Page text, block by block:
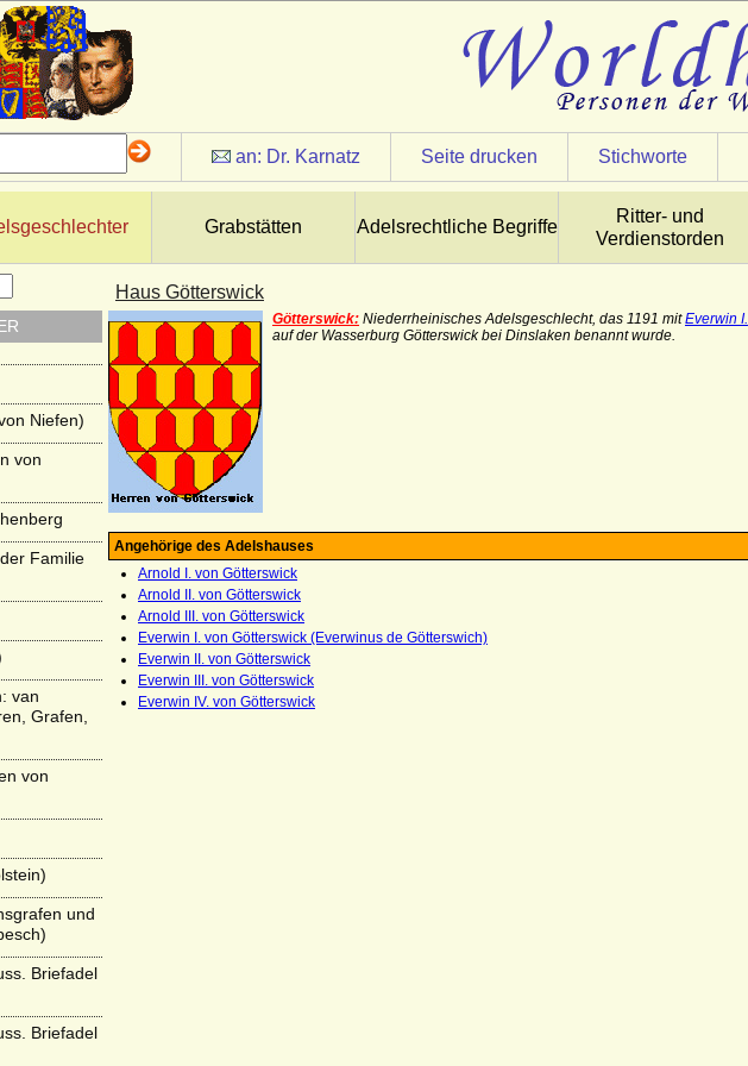
an: Dr. Karnatz Seite drucken Stichworte
Grabstätten Adelsrechtliche Begriffe
Ritter- und
Verdienstorden
Haus Götterswick
Götterswick: Niederrheinisches Adelsgeschlecht, das 1191 mitEverwin I.
auf der Wasserburg Götterswick bei Dinslaken benannt wurde.
Angehörige des Adelshauses
Arnold I. von Götterswick
Arnold II. von Götterswick
Arnold III. von Götterswick
Everwin I. von Götterswick (Everwinus de Götterswich)
Everwin II. von Götterswick
Everwin III. von Götterswick
Everwin IV. von Götterswick
Grafen,
von
Moers
Niefen)
von
Familie
van
Grafen,
von
und
Briefadel
Briefadel